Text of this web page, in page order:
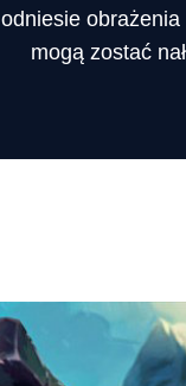
odniesie
mogą zostać